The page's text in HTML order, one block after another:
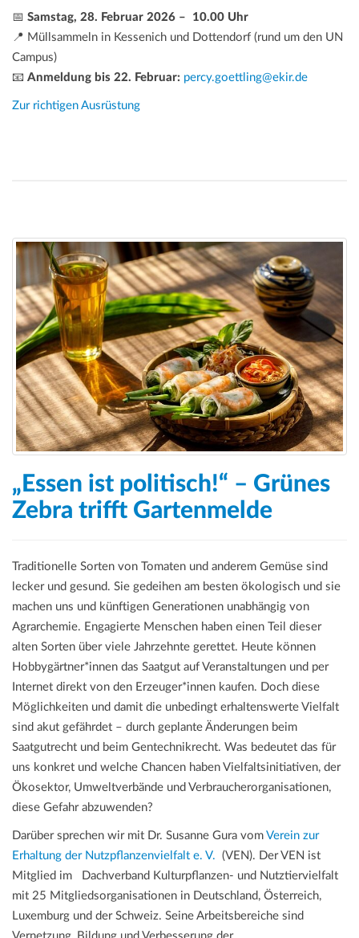
📅 Samstag, 28. Februar 2026 –
10.00 Uhr
📍 Müllsammeln in Kessenich und Dottendorf (rund um den UN
Campus)
📧 Anmeldung bis 22. Februar: percy.goettling@ekir.de
Zur richtigen Ausrüstung
„Essen ist politisch!“ – Grünes
Zebra trifft Gartenmelde
Traditionelle Sorten von Tomaten und anderem Gemüse sind
lecker und gesund. Sie gedeihen am besten ökologisch und sie
machen uns und künftigen Generationen unabhängig von
Agrarchemie. Engagierte Menschen haben einen Teil dieser
alten Sorten über viele Jahrzehnte gerettet. Heute können
Hobbygärtner*innen das Saatgut auf Veranstaltungen und per
Internet direkt von den Erzeuger*innen kaufen. Doch diese
Möglichkeiten und damit die unbedingt erhaltenswerte Vielfalt
sind akut gefährdet – durch geplante Änderungen beim
Saatgutrecht und beim Gentechnikrecht. Was bedeutet das für
uns konkret und welche Chancen haben Vielfaltsinitiativen, der
Ökosektor, Umweltverbände und Verbraucherorganisationen,
diese Gefahr abzuwenden?
Darüber sprechen wir mit Dr. Susanne Gura vom Verein zur
Erhaltung der Nutzpflanzenvielfalt e. V. (VEN). Der VEN ist
Mitglied im Dachverband Kulturpflanzen- und Nutztiervielfalt
mit 25 Mitgliedsorganisationen in Deutschland, Österreich,
Luxemburg und der Schweiz. Seine Arbeitsbereiche sind